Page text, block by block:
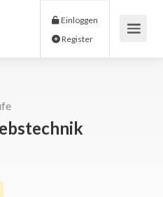
Einloggen